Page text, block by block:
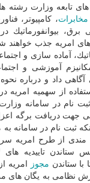
تابعه وزارت رشته
مخابرات، كامپیوتر،
بیوانفورماتیك
امریه جذب خواهند
آماده سازی و
آموزشی و
داد و درباره
از سهمیه
نام در سامانه
جهت دریافت برگه
ثبت نام در سامانه
مندی از طرح امریه
ستاندن تاییدیه های
ستاندن مجوز
امریه
نظامی به یگان های